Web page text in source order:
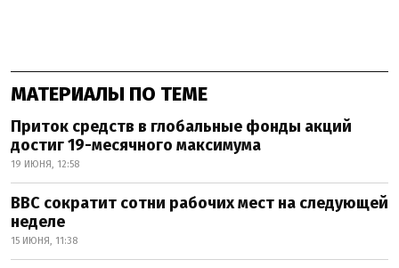
МАТЕРИАЛЫ ПО ТЕМЕ
Приток средств в глобальные фонды акций
достиг 19-месячного максимума
19 ИЮНЯ, 12:58
BBC сократит сотни рабочих мест на следующей
неделе
15 ИЮНЯ, 11:38